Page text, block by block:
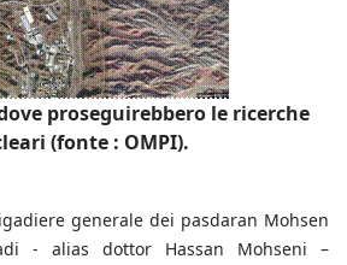
proseguirebbero le ricerche
(fonte : OMPI).
generale dei pasdaran Mohsen
- alias dottor Hassan Mohseni –